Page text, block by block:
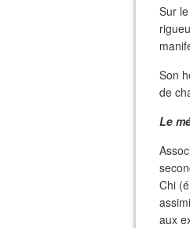
Sur
Son
de
Le
Chi
aux